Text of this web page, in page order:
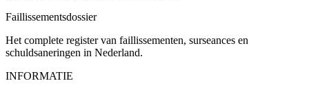
Faillissementsdossier
Het complete register van faillissementen, surseances en
schuldsaneringen in Nederland.
INFORMATIE